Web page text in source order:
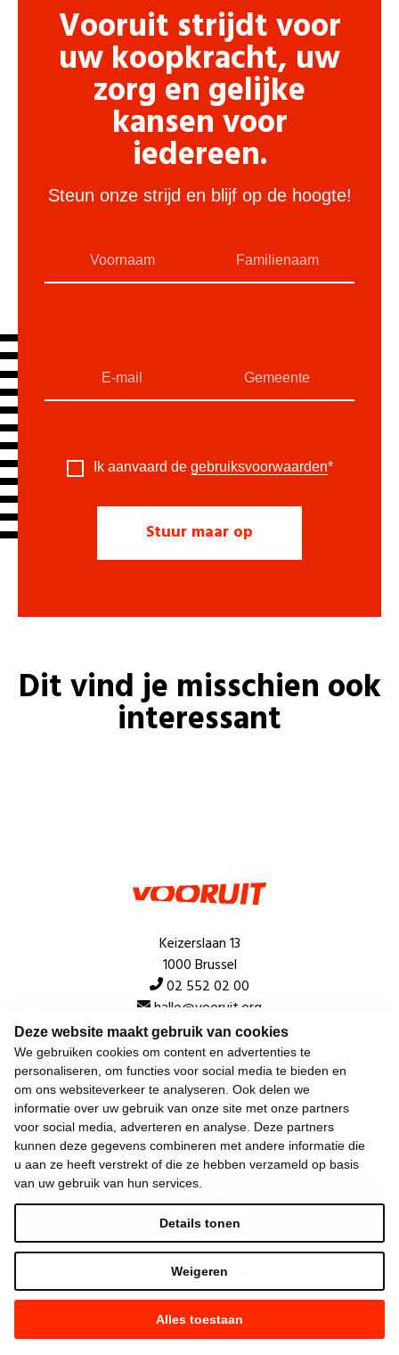
Deze website maakt gebruik van cookies
We gebruiken cookies om content en advertenties te
personaliseren, om functies voor social media te bieden en
om ons websiteverkeer te analyseren. Ook delen we
informatie over uw gebruik van onze site met onze partners
voor social media, adverteren en analyse. Deze partners
kunnen deze gegevens combineren met andere informatie die
u aan ze heeft verstrekt of die ze hebben verzameld op basis
van uw gebruik van hun services.
Alles toestaan
Weigeren
Details tonen
Vooruit strijdt voor
uw koopkracht, uw
zorg en gelijke
kansen voor
iedereen.
Steun onze strijd en blijf op de hoogte!
Ik aanvaard de gebruiksvoorwaarden*
Dit vind je misschien ook
interessant
Keizerslaan 13
1000 Brussel
02 552 02 00
hallo@vooruit.org
Snel
Over de beweging
Algemeen
Laatste nieuws
—Gemaakt met NationBuilder